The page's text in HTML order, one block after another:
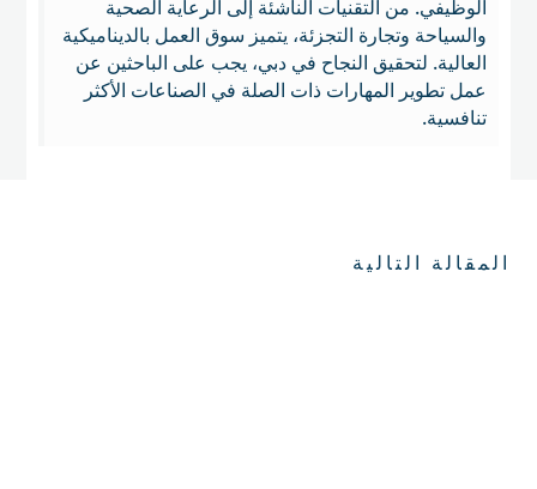
الوظيفي. من التقنيات الناشئة إلى الرعاية الصحية
والسياحة وتجارة التجزئة، يتميز سوق العمل بالديناميكية
العالية. لتحقيق النجاح في دبي، يجب على الباحثين عن
عمل تطوير المهارات ذات الصلة في الصناعات الأكثر
تنافسية.
المقالة التالية